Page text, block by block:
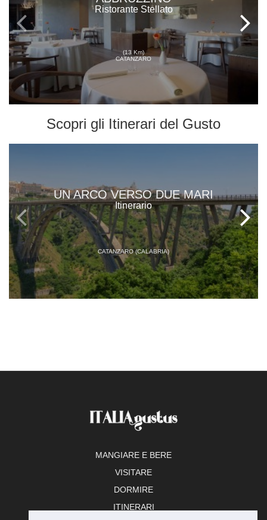
Ristorante Stellato
(13 Km)
CATANZARO
Scopri gli Itinerari del Gusto
UN ARCO VERSO DUE MARI
Itinerario
CATANZARO (CALABRIA)
MANGIARE E BERE
VISITARE
DORMIRE
ITINERARI